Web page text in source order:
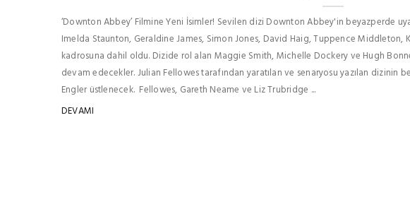
‘Downton Abbey’ Filmine Yeni İsimler! Sevilen dizi Downton Abbey'in beyazperde
Imelda Staunton, Geraldine James, Simon Jones, David Haig, Tuppence
kadrosuna dahil oldu. Dizide rol alan Maggie Smith, Michelle Dockery ve Hugh
devam edecekler. Julian Fellowes tarafından yaratılan ve senaryosu yazılan dizinin
Engler üstlenecek. Fellowes, Gareth Neame ve Liz Trubridge ...
DEVAMI